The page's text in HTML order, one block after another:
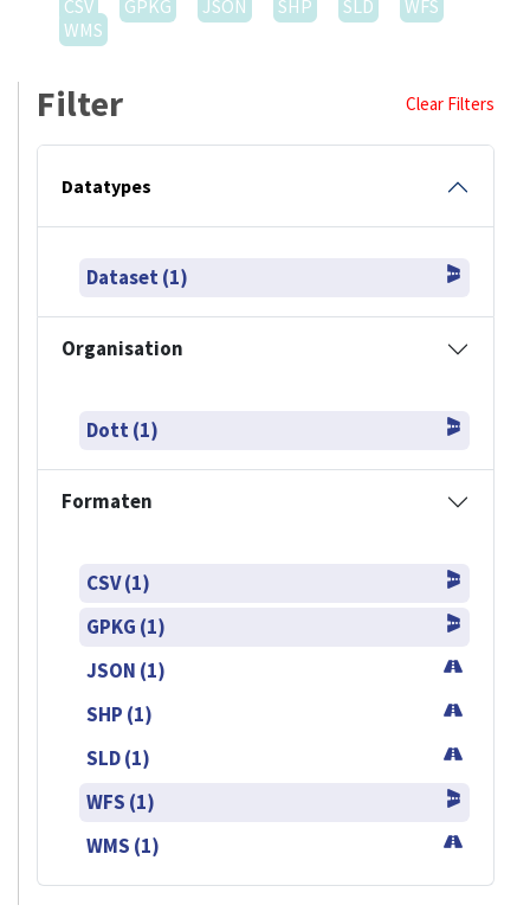
CSV
GPKG JSON SHP SLD
WFS
WMS
Filter Clear Filters
Datatypes
Dataset (1)
Organisation
Dott (1)
Formaten
CSV (1)
GPKG (1)
JSON (1)
SHP (1)
SLD (1)
WFS (1)
WMS (1)